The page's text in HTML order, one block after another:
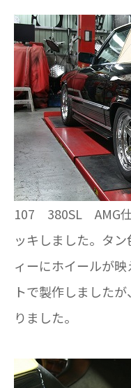
107 380SL AMG仕
ッキしました。タ
ィーにホイールが
トで製作しました
りました。